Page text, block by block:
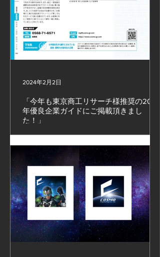
「今年も東京商工リサーチ様推奨の2025
年優良企業ガイドにご掲載頂きまし
た！」
2024年2月2日